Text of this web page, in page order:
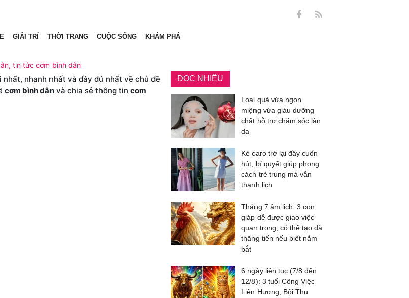
GIẢI TRÍ THỜI TRANG CUỘC SỐNG KHÁM PHÁ
tin tức cơm bình dân
nhanh nhất và đầy đủ nhất về chủ đề
cơm bình dân và chia sẻ thông tin cơm
ĐỌC NHIỀU
Loại quả vừa ngon
miệng vừa giàu dưỡng
chất hỗ trợ chăm sóc làn
da
Kẻ caro trở lại đầy cuốn
hút, bí quyết giúp phong
cách trẻ trung mà vẫn
thanh lịch
Tháng 7 âm lịch: 3 con
giáp dễ được giao việc
quan trọng, có thể tạo đà
thăng tiến nếu biết nắm
bắt
6 ngày liên tục (7/8 đến
12/8): 3 tuổi Công Việc
Liên Hương, Bội Thu